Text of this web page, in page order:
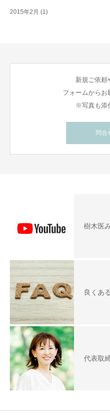
2015年2月 (1)
新規ご依頼
フォームからお
※写真も添
問合
樹木医
良くあ
代表取